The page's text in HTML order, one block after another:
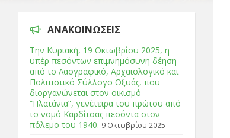
ΑΝΑΚΟΙΝΩΣΕΙΣ
Tην Κυριακή, 19 Οκτωβρίου 2025, η
υπέρ πεσόντων επιμνημόσυνη δέηση
από το Λαογραφικό, Αρχαιολογικό και
Πολιτιστικό Σύλλογο Οξυάς, που
διοργανώνεται στον οικισμό
“Πλατάνια”, γενέτειρα του πρώτου από
το νομό Καρδίτσας πεσόντα στον
πόλεμο του 1940. 9 Οκτωβρίου 2025